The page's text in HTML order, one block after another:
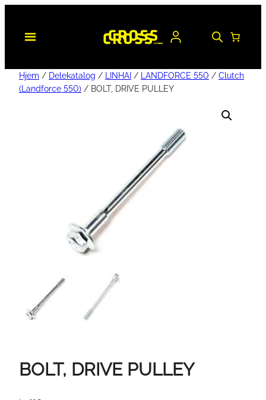
Hjem / Delekatalog / LINHAI / LANDFORCE 550 / Clutch
(Landforce 550) / BOLT, DRIVE PULLEY
BOLT, DRIVE PULLEY